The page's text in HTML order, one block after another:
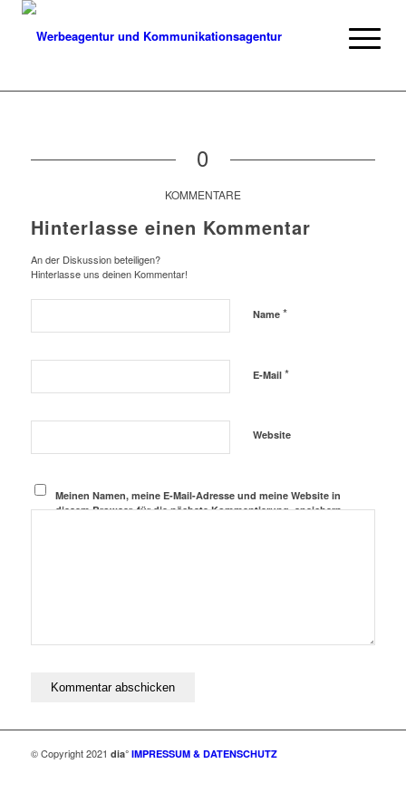
0
KOMMENTARE
Hinterlasse einen Kommentar
An der Diskussion beteiligen?
Hinterlasse uns deinen Kommentar!
Name *
E-Mail *
Website
Meinen Namen, meine E-Mail-Adresse und meine Website in
diesem Browser, für die nächste Kommentierung, speichern.
© Copyright 2021 dia° IMPRESSUM & DATENSCHUTZ